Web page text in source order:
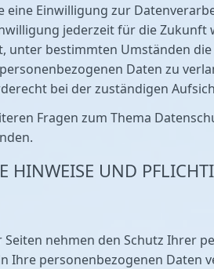
eine Einwilligung zur
jederzeit für die
unter bestimmten Umständen
Daten zu
bei der zuständigen
Fragen zum Thema
HINWEISE UND
Seiten nehmen den Schutz Ihrer
Ihre personenbezogenen Daten